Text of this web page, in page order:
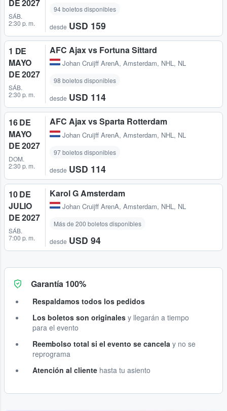
DE 2027
SÁB.
2:30 p. m.
94 boletos disponibles
desde USD 159
1 DE
MAYO
DE 2027
SÁB.
2:30 p. m.
AFC Ajax vs Fortuna Sittard
Johan Cruijff ArenA, Amsterdam, NHL, NL
98 boletos disponibles
desde USD 114
16 DE
MAYO
DE 2027
DOM.
2:30 p. m.
AFC Ajax vs Sparta Rotterdam
Johan Cruijff ArenA, Amsterdam, NHL, NL
97 boletos disponibles
desde USD 114
10 DE
JULIO
DE 2027
SÁB.
7:00 p. m.
Karol G Amsterdam
Johan Cruijff ArenA, Amsterdam, NHL, NL
Más de 200 boletos disponibles
desde USD 94
Garantía 100%
Respaldamos todos los pedidos
Los boletos son originales y llegarán a tiempo
para el evento
Reembolso total si el evento se cancela y no se
reprograma
Atención al cliente hasta tu asiento